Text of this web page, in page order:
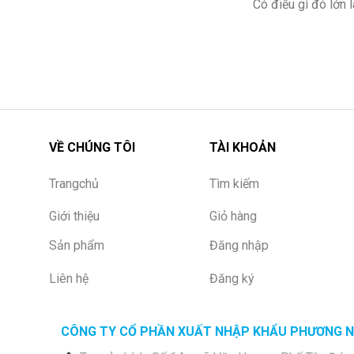
Có điều gì đó lớn
VỀ CHÚNG TÔI
Trangchủ
Giới thiệu
Sản phẩm
Liên hệ
TÀI KHOẢN
Tìm kiếm
Giỏ hàng
Đăng nhập
Đăng ký
CÔNG TY CỔ PHẦN XUẤT NHẬP KHẨU PHƯƠNG